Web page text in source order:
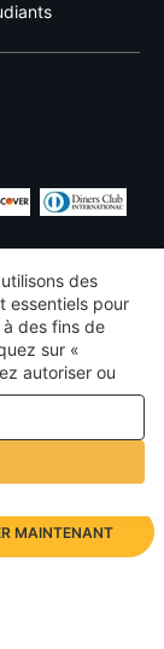
MAINTENANT
des
essentiels pour
des fins de
sur «
autoriser ou
d’analyse et